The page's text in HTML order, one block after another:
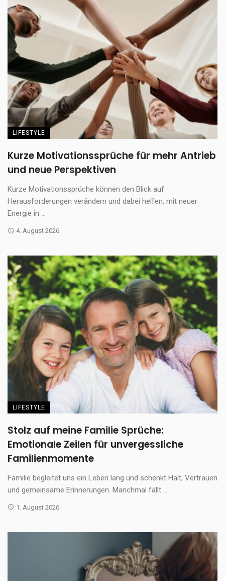
LIFESTYLE
Kurze Motivationssprüche für mehr Antrieb
und neue Perspektiven
Kurze Motivationssprüche können den Blick auf
Herausforderungen verändern und dabei helfen, mit neuer
Energie in ...
4. August 2026
LIFESTYLE
Stolz auf meine Familie Sprüche:
Emotionale Zeilen für unvergessliche
Familienmomente
Familie begleitet uns ein Leben lang und schenkt Halt, Vertrauen
und gemeinsame Erinnerungen. Manchmal fällt ...
1. August 2026